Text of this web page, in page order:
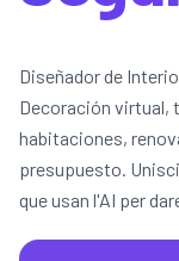
Diseñador de
Decoración virtual,
habitaciones,
presupuesto.
que usan l'AI per